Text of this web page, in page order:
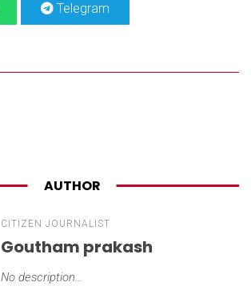
Telegram
AUTHOR
CITIZEN JOURNALIST
Goutham prakash
No description...